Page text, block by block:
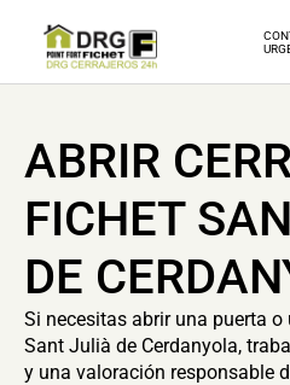
ABRIR
FICHET
DE
Si necesitas abrir una puerta o
Sant Julià de Cerdanyola,
y una valoración responsable